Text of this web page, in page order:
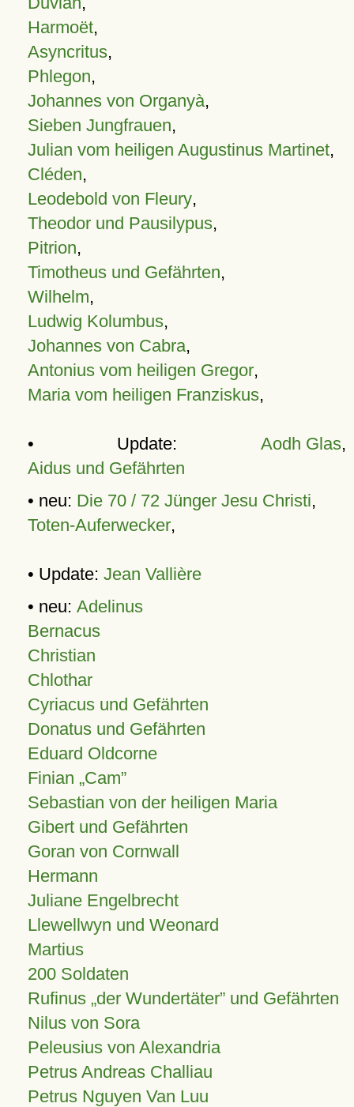
Harmoët,
Asyncritus,
Phlegon,
Johannes von Organyà,
Sieben Jungfrauen,
Julian vom heiligen Augustinus Martinet,
Cléden,
Leodebold von Fleury,
Theodor und Pausilypus,
Pitrion,
Timotheus und Gefährten,
Wilhelm,
Ludwig Kolumbus,
Johannes von Cabra,
Antonius vom heiligen Gregor,
Maria vom heiligen Franziskus,
• Update: Aodh Glas,
Aidus und Gefährten
• neu: Die 70 / 72 Jünger Jesu Christi,
Toten-Auferwecker,
• Update: Jean Vallière
• neu: Adelinus
Bernacus
Christian
Chlothar
Cyriacus und Gefährten
Donatus und Gefährten
Eduard Oldcorne
Finian Cam
Sebastian von der heiligen Maria
Gibert und Gefährten
Goran von Cornwall
Hermann
Juliane Engelbrecht
Llewellwyn und Weonard
Martius
200 Soldaten
Rufinus „der Wundertäter” und Gefährten
Nilus von Sora
Peleusius von Alexandria
Petrus Andreas Challiau
Petrus Nguyen Van Luu